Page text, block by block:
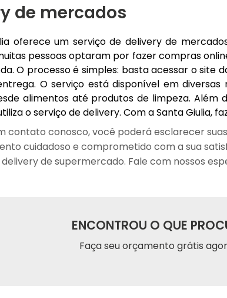
de mercados
oferece um serviço de delivery de
pessoas optaram por fazer compras
O processo é simples: basta acessar o site
O serviço está disponível em
alimentos até produtos de limpeza. Além
o serviço de delivery. Com a Santa Giulia,
contato conosco, você poderá esclarecer
cuidadoso e comprometido com a sua
de supermercado. Fale com nossos
ENCONTROU O QUE
Faça seu orçamento grátis